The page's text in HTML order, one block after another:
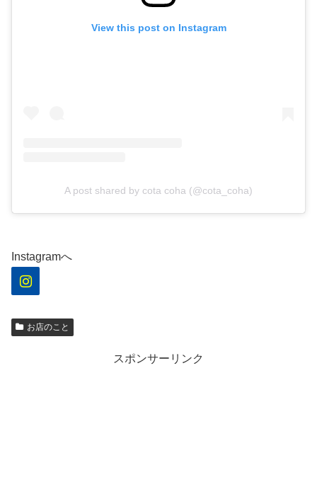
View this post on Instagram
A post shared by cota coha (@cota_coha)
Instagramへ
お店のこと
スポンサーリンク